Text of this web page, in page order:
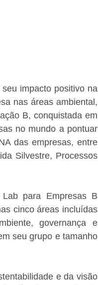
seu impacto positivo na
nas áreas ambiental,
B, conquistada em
no mundo a pontuar
das empresas, entre
Silvestre, Processos
para Empresas B
cinco áreas incluídas
governança e
seu grupo e tamanho
e da visão